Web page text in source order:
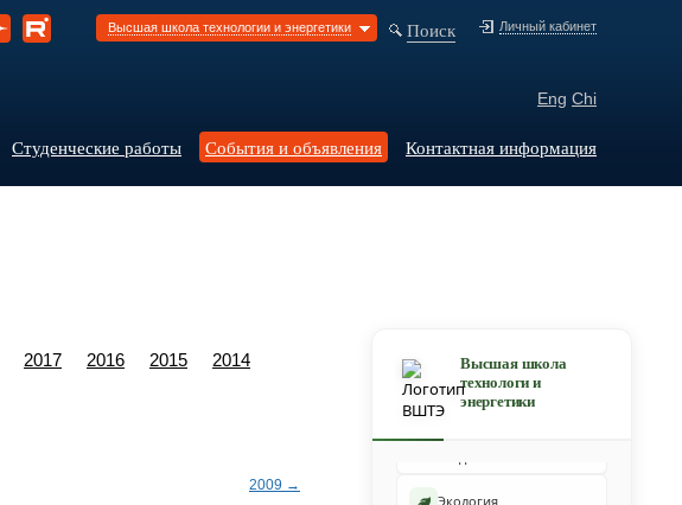
Личный кабинет
Поиск
Высшая школа технологии и энергетики
Eng Chi
Студенческие работы События и объявления Контактная информация
Высшая школа
технологи и
энергетики
Переработка
древесины
Переработка
органических
Экология
2017 2016 2015
2014
2009 →